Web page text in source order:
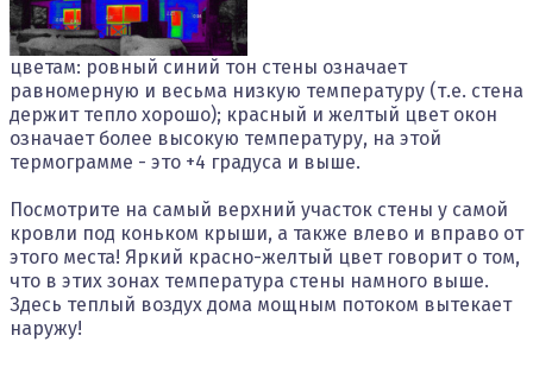
цветам: ровный синий тон стены означает
равномерную и весьма низкую температуру (т.е. стена
держит тепло хорошо); красный и желтый цвет окон
означает более высокую температуру, на этой
термограмме - это +4 градуса и выше.
Посмотрите на самый верхний участок стены у самой
кровли под коньком крыши, а также влево и вправо от
этого места! Яркий красно-желтый цвет говорит о том,
что в этих зонах температура стены намного выше.
Здесь теплый воздух дома мощным потоком вытекает
наружу!